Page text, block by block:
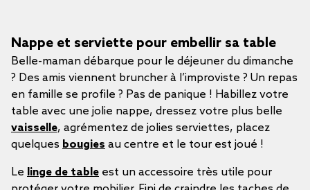
Nappe et serviette pour embellir sa table
Belle-maman débarque pour le déjeuner du dimanche
? Des amis viennent bruncher à l’improviste ? Un repas
en famille se profile ? Pas de panique ! Habillez votre
table avec une jolie nappe, dressez votre plus belle
vaisselle, agrémentez de jolies serviettes, placez
quelques bougies au centre et le tour est joué !
Le linge de table est un accessoire très utile pour